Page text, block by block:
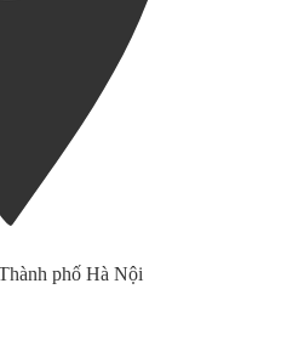
phố Hà Nội